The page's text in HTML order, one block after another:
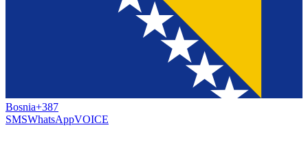
Bosnia+387
SMSWhatsAppVOICE